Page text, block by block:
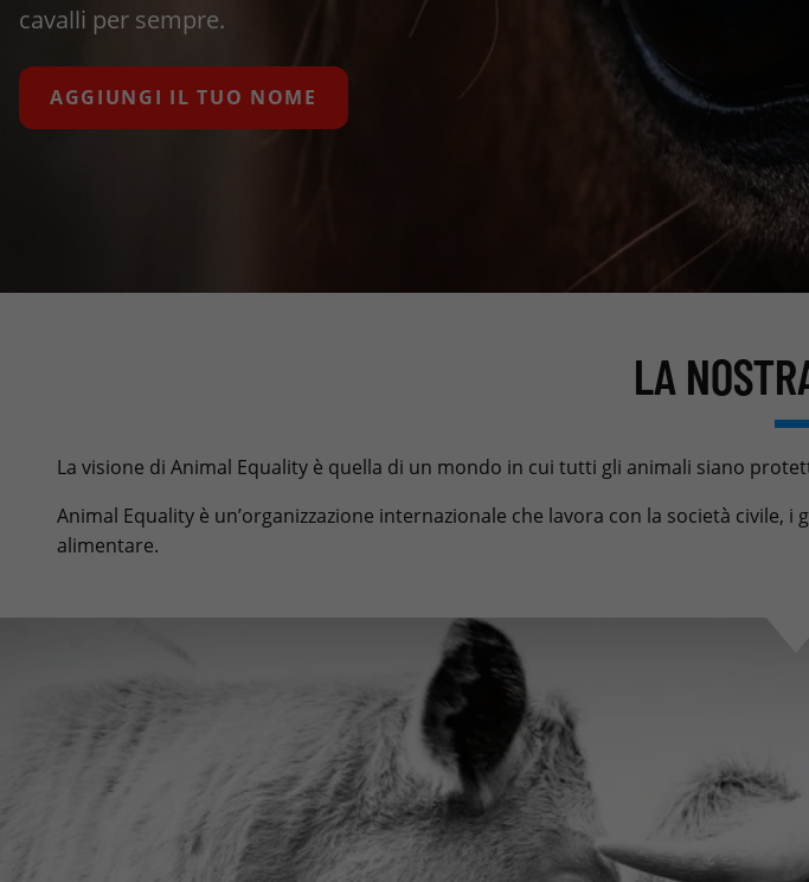
cavalli per sempre.
AGGIUNGI IL TUO NOME
LA
La visione di Animal Equality è quella di un mondo in cui tutti gli animali siano
Animal Equality è un’organizzazione internazionale che lavora con la società
alimentare.